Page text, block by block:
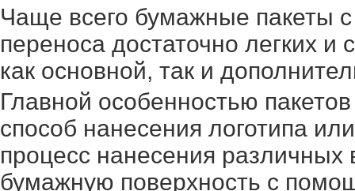
Чаще всего бумажные пакеты
переноса достаточно легких и
как основной, так и
Главной особенностью
способ нанесения логотипа
процесс нанесения различных
бумажную поверхность с